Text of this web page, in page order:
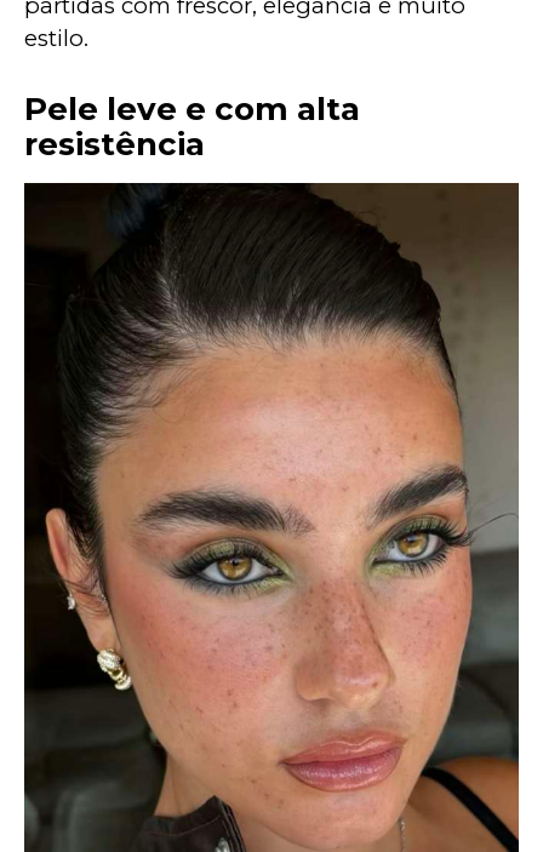
estilo.
Pele leve e com alta
resistência